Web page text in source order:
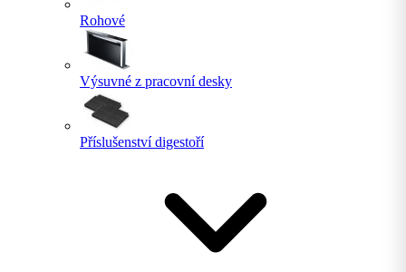
Rohové
Výsuvné z pracovní desky
Příslušenství digestoří